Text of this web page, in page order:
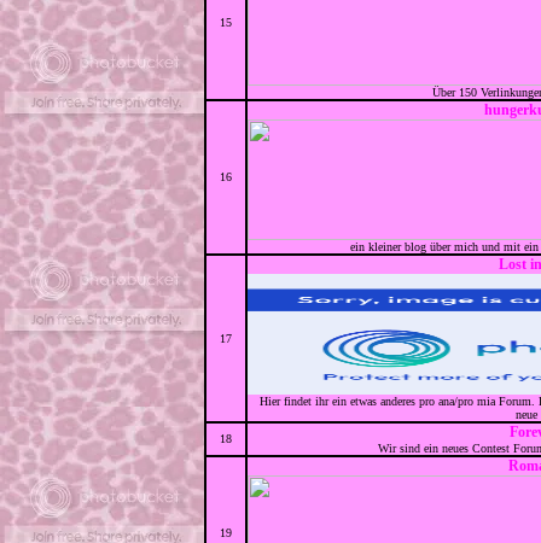
15
Über 150
16
ein kleiner blog über mich und mit ein
17
Lost
Hier findet ihr ein etwas anderes pro ana/pro mia
18
Wir sind ein neues Contest
19